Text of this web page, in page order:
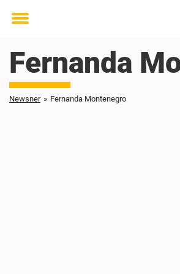
Toggle
Fernanda
Newsner » Fernanda Montenegro